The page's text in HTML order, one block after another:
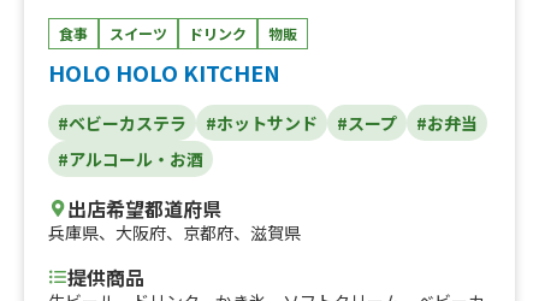
食事 スイーツ ドリンク 物販
HOLO HOLO KITCHEN
#ベビーカステラ #ホットサンド #スープ
#お弁当
#アルコール・お酒
出店希望都道府県
兵庫県、 大阪府、 京都府、 滋賀県
提供商品